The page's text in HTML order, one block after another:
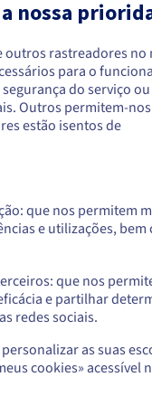
adaptar a
valor
Operações
de forma segura
e autorizar as
e serviços da
as versões, a
dos acessos e o registo
Estados
consultar e criar uma conta
Inglês USD - $
nossa
outros rastreadores no
para o
do serviço ou
Outros permitem-
estão isentos de
que nos permitem
e utilizações, bem
que nos
e partilhar
redes sociais.
as suas
cookies» acessível